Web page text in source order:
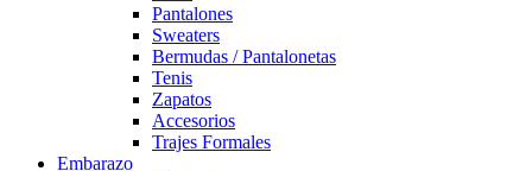
Pantalones
Sweaters
Bermudas / Pantalonetas
Tenis
Zapatos
Accesorios
Trajes Formales
Embarazo